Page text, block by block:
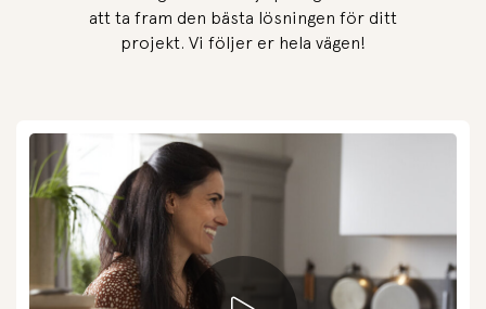
att ta fram den bästa lösningen för ditt
projekt. Vi följer er hela vägen!